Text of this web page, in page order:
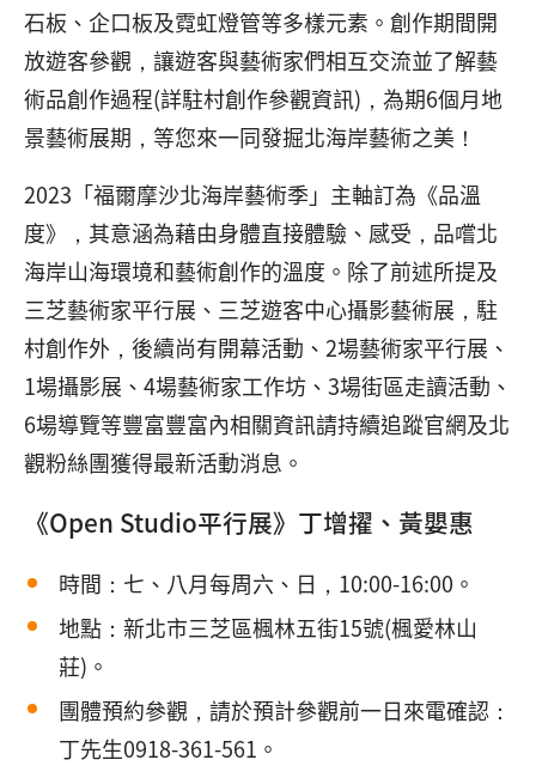
石板、企口板及霓虹燈管等多樣元素。創作期間開
放遊客參觀，讓遊客與藝術家們相互交流並了解藝
術品創作過程(詳駐村創作參觀資訊)，為期6個月地
景藝術展期，等您來一同發掘北海岸藝術之美！
2023「福爾摩沙北海岸藝術季」主軸訂為《品溫
度》，其意涵為藉由身體直接體驗、感受，品嚐北
海岸山海環境和藝術創作的溫度。除了前述所提及
三芝藝術家平行展、三芝遊客中心攝影藝術展，駐
村創作外，後續尚有開幕活動、2場藝術家平行展、
1場攝影展、4場藝術家工作坊、3場街區走讀活動、
6場導覽等豐富豐富內相關資訊請持續追蹤官網及北
觀粉絲團獲得最新活動消息。
《Open Studio平行展》丁增擢、黃嬰惠
時間：七、八月每周六、日，10:00-16:00。
地點：新北市三芝區楓林五街15號(楓愛林山
莊)。
團體預約參觀，請於預計參觀前一日來電確認：
丁先生0918-361-561。